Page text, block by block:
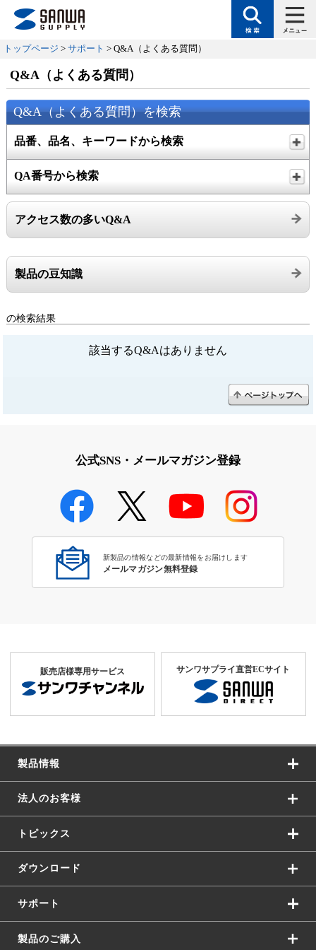
トップページ > サポート > Q&A（よくある質問）
Q&A（よくある質問）
Q&A（よくある質問）を検索
品番、品名、キーワードから検索
QA番号から検索
アクセス数の多いQ&A
製品の豆知識
の検索結果
該当するQ&Aはありません
公式SNS・メールマガジン登録
新製品の情報などの最新情報をお届けします
メールマガジン無料登録
販売店様専用サービス サンワサプライ直営ECサイト
製品情報
法人のお客様
トピックス
ダウンロード
サポート
製品のご購入